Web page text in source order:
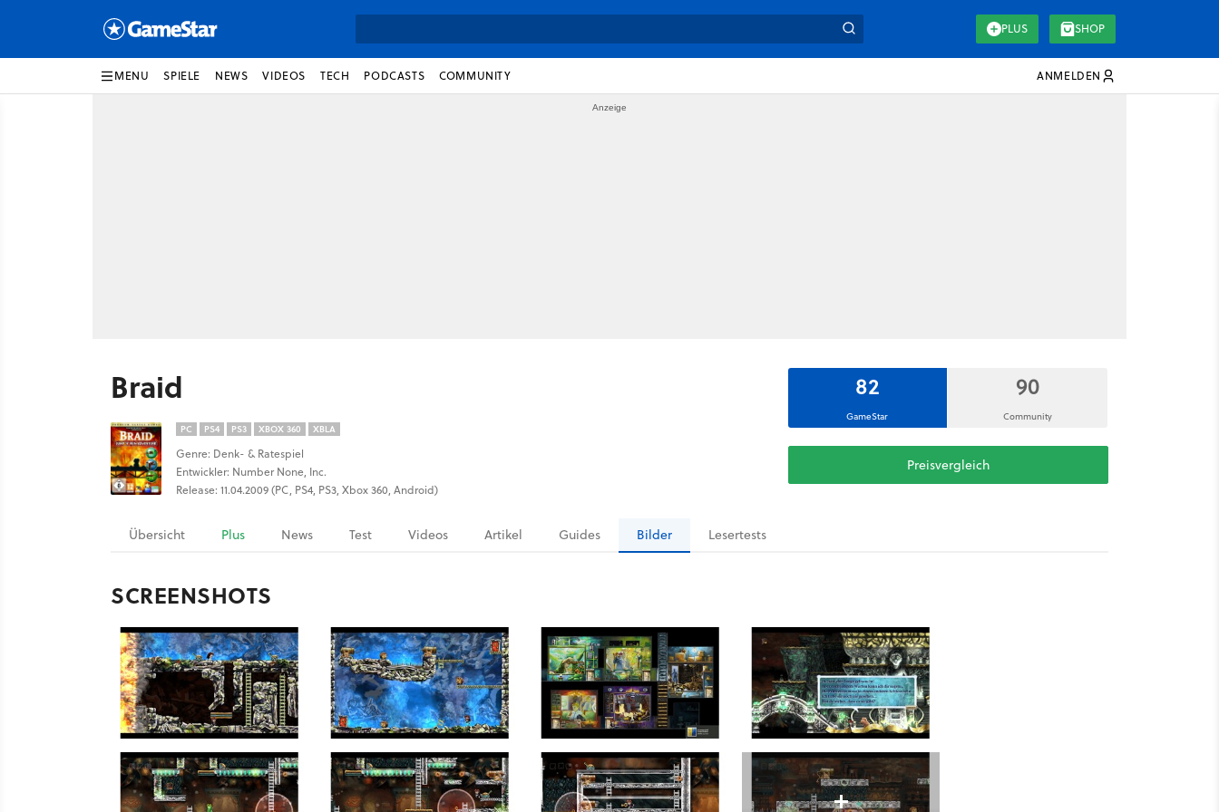
PLUS SHOP
MENU SPIELE NEWS VIDEOS TECH PODCASTS COMMUNITY ANMELDEN
Braid
PC PS4 PS3 XBOX 360 XBLA
Genre: Denk- & Ratespiel
Entwickler: Number None, Inc.
Release: 11.04.2009 (PC, PS4, PS3, Xbox 360, Android)
82
GameStar
90
Community
Preisvergleich
Übersicht Plus News Test Videos Artikel Guides Bilder Lesertests
SCREENSHOTS